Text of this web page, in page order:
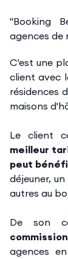
"Booking
agences de
C'est une
client avec
résidences
maisons
Le client
meilleur
peut
déjeuner,
autres au
De son
commission
agences